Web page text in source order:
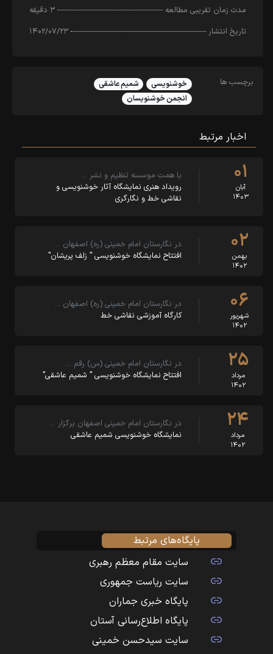
مدت زمان تقریبی مطالعه
۳ دقیقه
تاریخ انتشار
۱۴۰۲/۰۷/۲۳
برچسب ها خوشنویسی
شمیم عاشقی
انجمن خوشنویسان
اخبار مرتبط
۰۱
آبان
۱۴۰۳
با همت موسسه تنظیم و نشر …
رویداد هنری نمایشگاه آثار خوشنویسی و
نقاشی خط و نگارگری
۰۲
بهمن
۱۴۰۲
در نگارستان امام خمینی (ره) اصفهان …
افتتاح نمایشگاه خوشنویسی " زلف پریشان"
۰۶
شهریور
۱۴۰۲
در نگارستان امام خمینی (ره) اصفهان …
کارگاه آموزشی نقاشی خط
۲۵
مرداد
۱۴۰۲
در نگارستان امام خمینی (س) رقم …
افتتاح نمایشگاه خوشنویسی " شمیم عاشقی"
۲۴
مرداد
۱۴۰۲
در نگارستان امام خمینی اصفهان برگزار …
نمایشگاه خوشنویسی شمیم عاشقی
پایگاه‌های مرتبط
سایت مقام معظم رهبری
سایت ریاست جمهوری
پایگاه خبری جماران
پایگاه اطلاع‌رسانی آستان
سایت سیدحسن خمینی